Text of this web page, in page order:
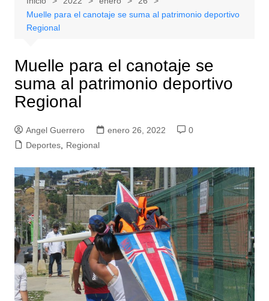
Muelle para el canotaje se suma al patrimonio deportivo
Regional
Muelle para el canotaje se
suma al patrimonio deportivo
Regional
Angel Guerrero enero 26, 2022
0
Deportes, Regional